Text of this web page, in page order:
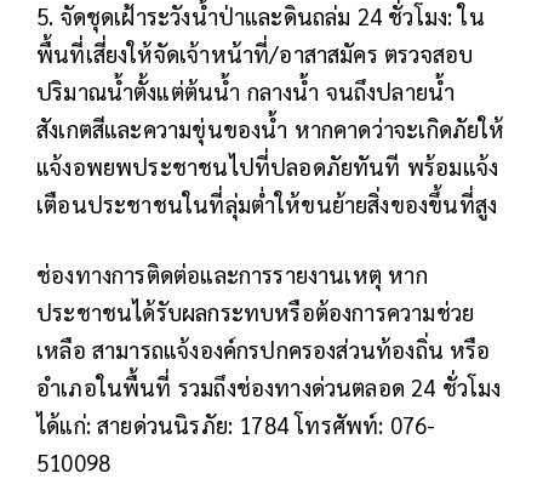
5. จัดชุดเฝ้าระวังน้ำป่าและดินถล่ม 24 ชั่วโมง: ใน
พื้นที่เสี่ยงให้จัดเจ้าหน้าที่/อาสาสมัคร ตรวจสอบ
ปริมาณน้ำตั้งแต่ต้นน้ำ กลางน้ำ จนถึงปลายน้ำ
สังเกตสีและความขุ่นของน้ำ หากคาดว่าจะเกิดภัยให้
แจ้งอพยพประชาชนไปที่ปลอดภัยทันที พร้อมแจ้ง
เตือนประชาชนในที่ลุ่มต่ำให้ขนย้ายสิ่งของขึ้นที่สูง
ช่องทางการติดต่อและการรายงานเหตุ หาก
ประชาชนได้รับผลกระทบหรือต้องการความช่วย
เหลือ สามารถแจ้งองค์กรปกครองส่วนท้องถิ่น หรือ
อำเภอในพื้นที่ รวมถึงช่องทางด่วนตลอด 24 ชั่วโมง
ได้แก่:สายด่วนนิรภัย: 1784โทรศัพท์: 076-
510098